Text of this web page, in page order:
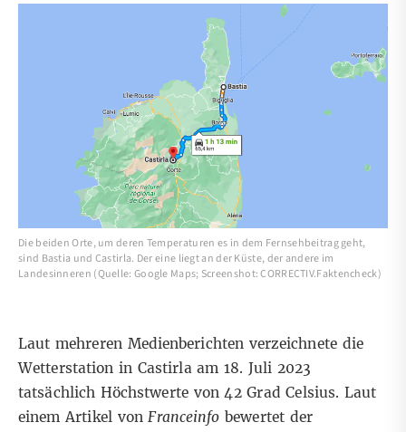
Die beiden Orte, um deren Temperaturen es in dem Fernsehbeitrag geht,
sind Bastia und Castirla. Der eine liegt an der Küste, der andere im
Landesinneren (Quelle: Google Maps; Screenshot: CORRECTIV.Faktencheck)
Laut mehreren Medienberichten verzeichnete die
Wetterstation in Castirla am 18. Juli 2023
tatsächlich Höchstwerte von 42 Grad Celsius. Laut
einemArtikelvonFranceinfo bewertet der